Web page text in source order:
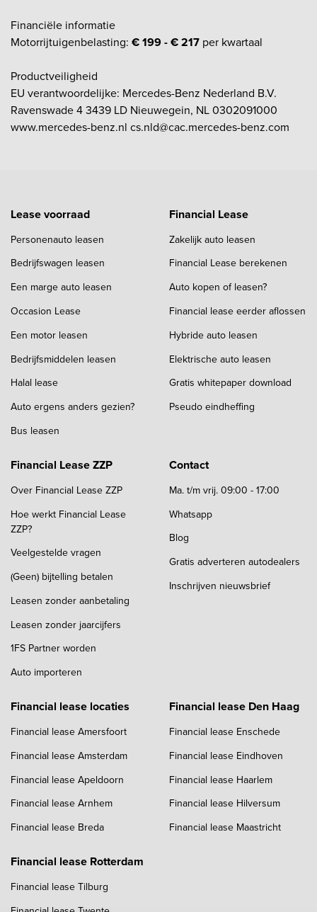
Financiële informatie
Motorrijtuigenbelasting: € 199 - € 217 per kwartaal
Productveiligheid
EU verantwoordelijke: Mercedes-Benz Nederland B.V.
Ravenswade 4 3439 LD Nieuwegein, NL 0302091000
www.mercedes-benz.nl cs.nld@cac.mercedes-benz.com
Lease voorraad
Personenauto leasen
Bedrijfswagen leasen
Een marge auto leasen
Occasion Lease
Een motor leasen
Bedrijfsmiddelen leasen
Halal lease
Auto ergens anders gezien?
Bus leasen
Financial Lease
Zakelijk auto leasen
Financial Lease berekenen
Auto kopen of leasen?
Financial lease eerder aflossen
Hybride auto leasen
Elektrische auto leasen
Gratis whitepaper download
Pseudo eindheffing
Financial Lease ZZP
Over Financial Lease ZZP
Hoe werkt Financial Lease
ZZP?
Veelgestelde vragen
(Geen) bijtelling betalen
Leasen zonder aanbetaling
Leasen zonder jaarcijfers
1FS Partner worden
Auto importeren
Contact
Ma. t/m vrij. 09:00 - 17:00
Whatsapp
Blog
Gratis adverteren autodealers
Inschrijven nieuwsbrief
Financial lease locaties
Financial lease Amersfoort
Financial lease Amsterdam
Financial lease Apeldoorn
Financial lease Arnhem
Financial lease Breda
Financial lease Den Haag
Financial lease Enschede
Financial lease Eindhoven
Financial lease Haarlem
Financial lease Hilversum
Financial lease Maastricht
Financial lease Rotterdam
Financial lease Tilburg